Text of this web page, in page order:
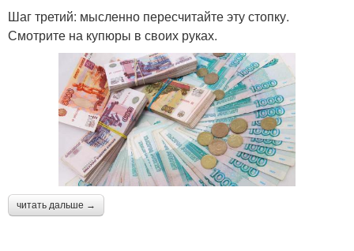
Шаг третий: мысленно пересчитайте эту стопку.
Смотрите на купюры в своих руках.
читать дальше →